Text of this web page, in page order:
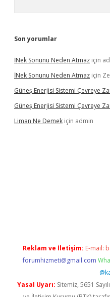
Son yorumlar
İNek Sonunu Neden Atmaz için
İNek Sonunu Neden Atmaz için
Güneş Enerjisi Sistemi Çevreye
Güneş Enerjisi Sistemi Çevreye
Liman Ne Demek için admin
Reklam ve İletişim: E-mail:
forumhizmeti@gmail.com
Yasal Uyarı: Sitemiz, 5651